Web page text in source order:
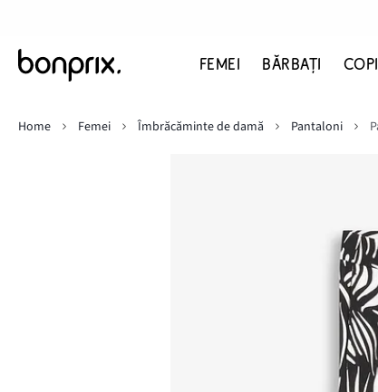
FEMEI BĂRBAŢI
Home
Femei Îmbrăcăminte de damă Pantaloni